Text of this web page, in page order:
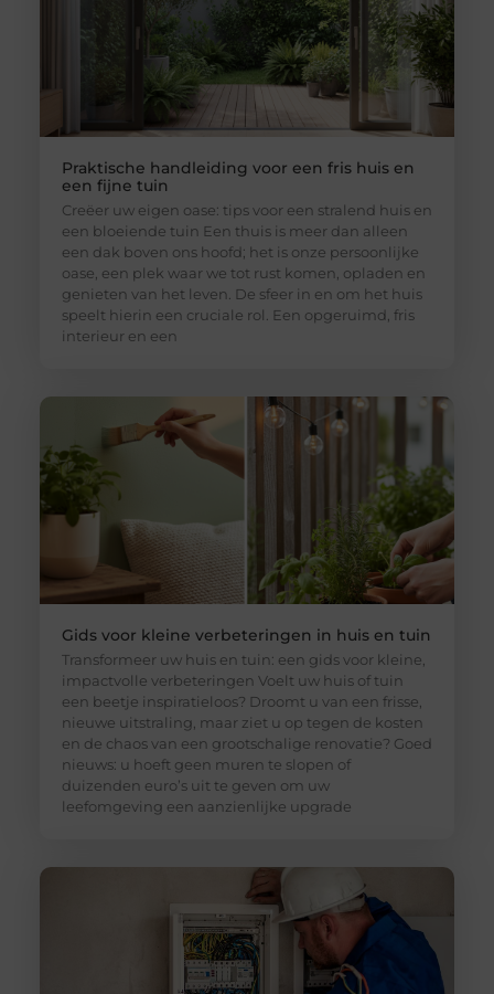
Praktische handleiding voor een fris huis en
een fijne tuin
Creëer uw eigen oase: tips voor een stralend huis en
een bloeiende tuin Een thuis is meer dan alleen
een dak boven ons hoofd; het is onze persoonlijke
oase, een plek waar we tot rust komen, opladen en
genieten van het leven. De sfeer in en om het huis
speelt hierin een cruciale rol. Een opgeruimd, fris
interieur en een
Gids voor kleine verbeteringen in huis en tuin
Transformeer uw huis en tuin: een gids voor kleine,
impactvolle verbeteringen Voelt uw huis of tuin
een beetje inspiratieloos? Droomt u van een frisse,
nieuwe uitstraling, maar ziet u op tegen de kosten
en de chaos van een grootschalige renovatie? Goed
nieuws: u hoeft geen muren te slopen of
duizenden euro’s uit te geven om uw
leefomgeving een aanzienlijke upgrade